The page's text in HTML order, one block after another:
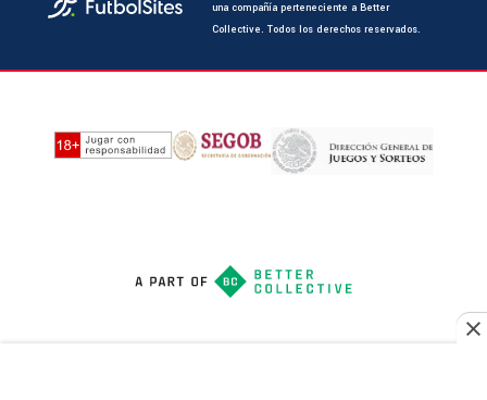
una compañía perteneciente a Better
Collective. Todos los derechos reservados.